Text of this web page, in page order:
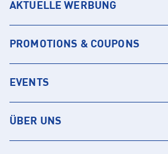
AKTUELLE WERBUNG
PROMOTIONS & COUPONS
EVENTS
ÜBER UNS